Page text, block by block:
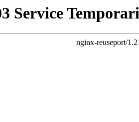
Service
nginx-reuseport/